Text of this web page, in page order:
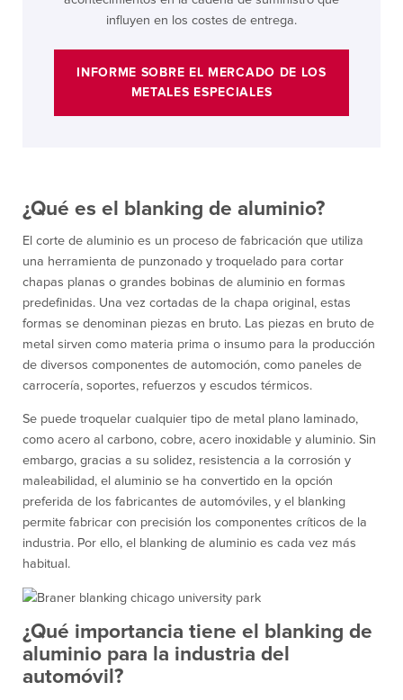
influyen en los costes de entrega.
INFORME SOBRE EL MERCADO DE LOS
METALES ESPECIALES
¿Qué es el blanking de aluminio?
El corte de aluminio es un proceso de fabricación que utiliza
una herramienta de punzonado y troquelado para cortar
chapas planas o grandes bobinas de aluminio en formas
predefinidas. Una vez cortadas de la chapa original, estas
formas se denominan piezas en bruto. Las piezas en bruto de
metal sirven como materia prima o insumo para la producción
de diversos componentes de automoción, como paneles de
carrocería, soportes, refuerzos y escudos térmicos.
Se puede troquelar cualquier tipo de metal plano laminado,
como acero al carbono, cobre, acero inoxidable y aluminio. Sin
embargo, gracias a su solidez, resistencia a la corrosión y
maleabilidad, el aluminio se ha convertido en la opción
preferida de los fabricantes de automóviles, y el blanking
permite fabricar con precisión los componentes críticos de la
industria. Por ello, el blanking de aluminio es cada vez más
habitual.
¿Qué importancia tiene el blanking de
aluminio para la industria del
automóvil?